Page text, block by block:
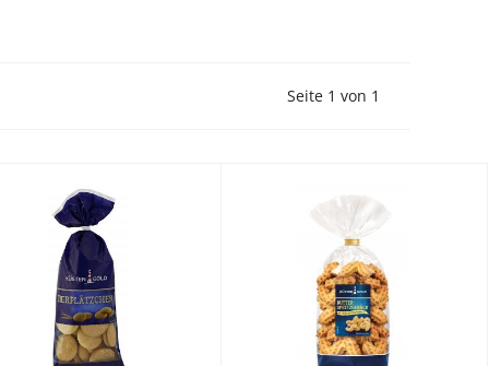
Vorherige Seite
Seite 1 von 1